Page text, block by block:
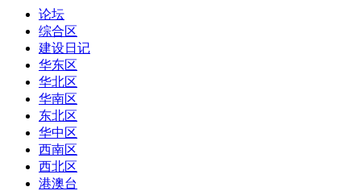
论坛
综合区
建设日记
华东区
华北区
华南区
东北区
华中区
西南区
西北区
港澳台